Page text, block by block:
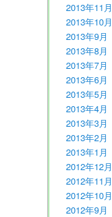
2013年11月
2013年10月
2013年9月
2013年8月
2013年7月
2013年6月
2013年5月
2013年4月
2013年3月
2013年2月
2013年1月
2012年12月
2012年11月
2012年10月
2012年9月